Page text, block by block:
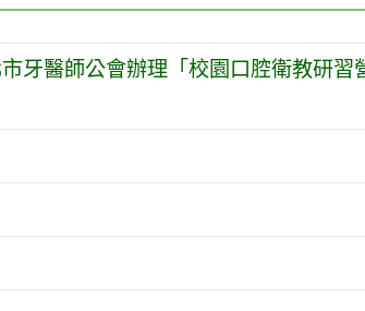
牙醫師公會辦理「校園口腔衛教研